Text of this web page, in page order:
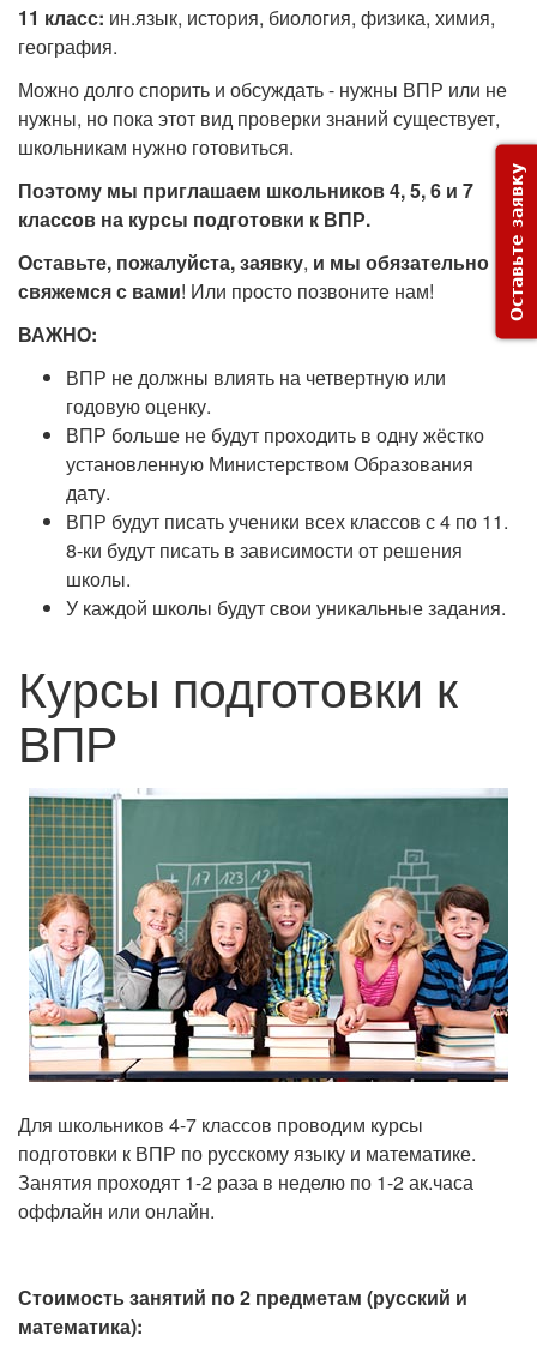
11 класс: ин.язык, история, биология, физика, химия,
география.
Можно долго спорить и обсуждать - нужны ВПР или не
нужны, но пока этот вид проверки знаний существует,
школьникам нужно готовиться.
Поэтому мы приглашаем школьников 4, 5, 6 и 7
классов на курсы подготовки к ВПР.
Оставьте, пожалуйста, заявку, и мы обязательно
свяжемся с вами! Или просто позвоните нам!
ВАЖНО:
ВПР не должны влиять на четвертную или
годовую оценку.
ВПР больше не будут проходить в одну жёстко
установленную Министерством Образования
дату.
ВПР будут писать ученики всех классов с 4 по 11.
8-ки будут писать в зависимости от решения
школы.
У каждой школы будут свои уникальные задания.
Курсы подготовки к
ВПР
Для школьников 4-7 классов проводим курсы
подготовки к ВПР по русскому языку и математике.
Занятия проходят 1-2 раза в неделю по 1-2 ак.часа
оффлайн или онлайн.
Стоимость занятий по 2 предметам (русский и
математика):
Оставьте заявку